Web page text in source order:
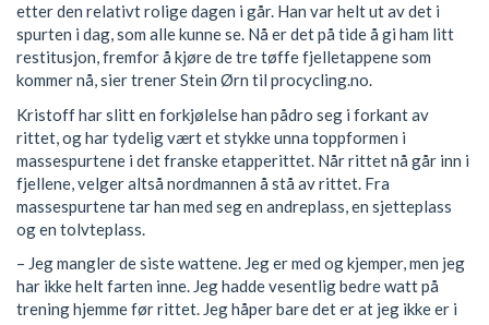
etter den relativt rolige dagen i går. Han var helt ut av det i
spurten i dag, som alle kunne se. Nå er det på tide å gi ham litt
restitusjon, fremfor å kjøre de tre tøffe fjelletappene som
kommer nå, sier trener Stein Ørn til procycling.no.
Kristoff har slitt en forkjølelse han pådro seg i forkant av
rittet, og har tydelig vært et stykke unna toppformen i
massespurtene i det franske etapperittet. Når rittet nå går inn i
fjellene, velger altså nordmannen å stå av rittet. Fra
massespurtene tar han med seg en andreplass, en sjetteplass
og en tolvteplass.
– Jeg mangler de siste wattene. Jeg er med og kjemper, men jeg
har ikke helt farten inne. Jeg hadde vesentlig bedre watt på
trening hjemme før rittet. Jeg håper bare det er at jeg ikke er i